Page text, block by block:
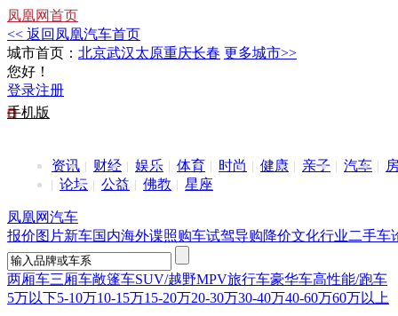
凤凰网首页
<< 返回凤凰汽车首页
城市首页： 北京武汉太原重庆长春 更多城市>>
您好！
登录注册
手机版
资讯 财经 娱乐 体育 时尚 健康 亲子 汽车
论坛
公益 佛教 星座
凤凰网汽车
报价图片新车国内海外谍照购车试驾导购降价文化行业二手车
两厢车三厢车敞篷车SUV/越野MPV旅行车豪华车高性能/跑车
5万以下5-10万10-15万15-20万20-30万30-40万40-60万60万以上